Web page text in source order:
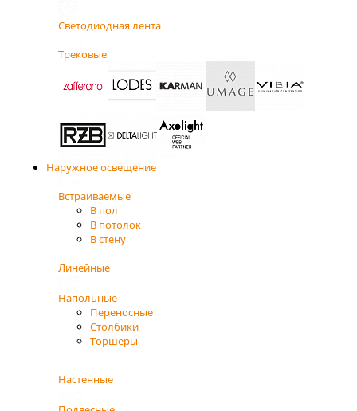
Светодиодная лента
Трековые
Наружное освещение
Встраиваемые
В пол
В потолок
В стену
Линейные
Напольные
Переносные
Столбики
Торшеры
Настенные